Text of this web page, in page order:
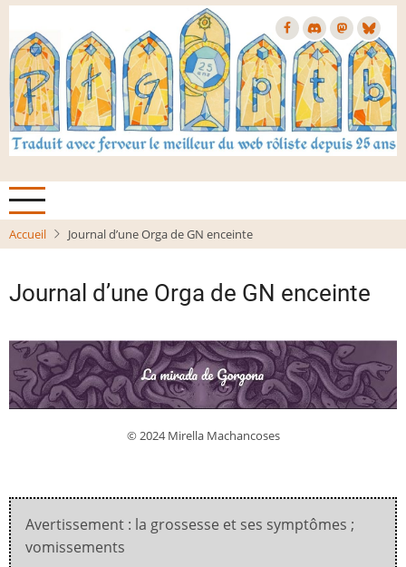
Aller
contenu
principal
Accueil Journal d’une Orga de GN enceinte
Journal d’une Orga de GN enceinte
© 2024 Mirella Machancoses
Avertissement : la grossesse et ses symptômes ;
vomissements